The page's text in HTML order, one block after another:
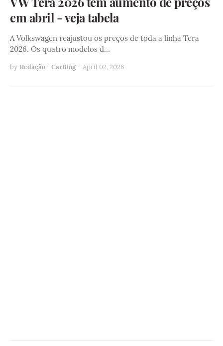
em abril - veja tabela
A Volkswagen reajustou os preços de toda a linha Tera
2026. Os quatro modelos d…
by Redação - CarBlog - April 02, 2026